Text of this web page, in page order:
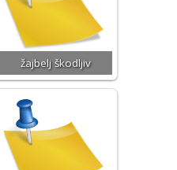
žajbelj škodljiv